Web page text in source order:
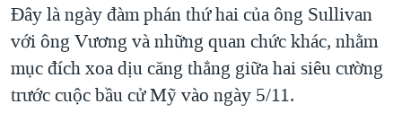
Đây là ngày đàm phán thứ hai của ông Sullivan
với ông Vương và những quan chức khác, nhằm
mục đích xoa dịu căng thẳng giữa hai siêu cường
trước cuộc bầu cử Mỹ vào ngày 5/11.